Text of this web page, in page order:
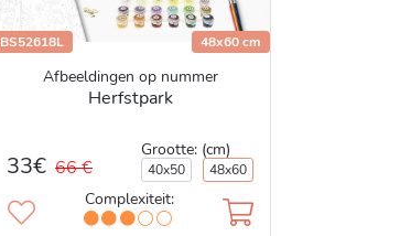
BS52618L 48x60 cm
Afbeeldingen op nummer
Herfstpark
33€ 66 €
Grootte: (cm)
40x50 48x60
Complexiteit: